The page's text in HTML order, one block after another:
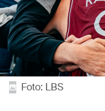
Foto: LBS